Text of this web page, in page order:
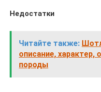
Недостатки
Читайте также:
описание, характер,
породы